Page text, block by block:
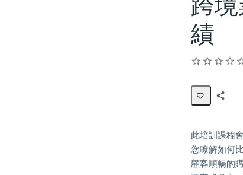
跨
績
Rating
1 star
2 stars
3 stars
4 stars
5 stars
Average rating:
No reviews
此培訓課程
您瞭解如何
顧客順暢的